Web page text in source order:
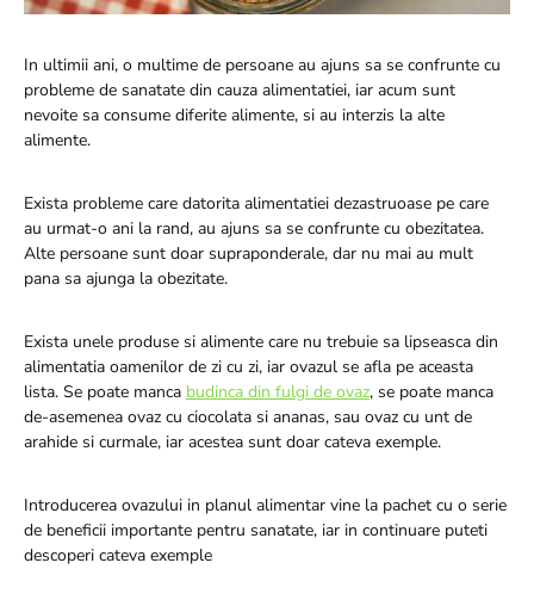
In ultimii ani, o multime de persoane au ajuns sa se confrunte cu
probleme de sanatate din cauza alimentatiei, iar acum sunt
nevoite sa consume diferite alimente, si au interzis la alte
alimente.
Exista probleme care datorita alimentatiei dezastruoase pe care
au urmat-o ani la rand, au ajuns sa se confrunte cu obezitatea.
Alte persoane sunt doar supraponderale, dar nu mai au mult
pana sa ajunga la obezitate.
Exista unele produse si alimente care nu trebuie sa lipseasca din
alimentatia oamenilor de zi cu zi, iar ovazul se afla pe aceasta
lista. Se poate manca budinca din fulgi de ovaz, se poate manca
de-asemenea ovaz cu ciocolata si ananas, sau ovaz cu unt de
arahide si curmale, iar acestea sunt doar cateva exemple.
Introducerea ovazului in planul alimentar vine la pachet cu o serie
de beneficii importante pentru sanatate, iar in continuare puteti
descoperi cateva exemple